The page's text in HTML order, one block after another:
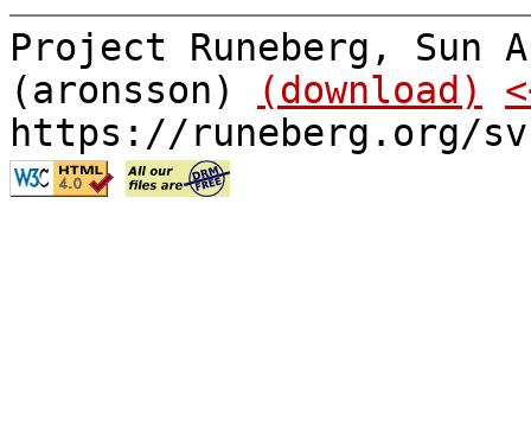
Project Runeberg, Sun
(aronsson)
(download)
https://runeberg.org/